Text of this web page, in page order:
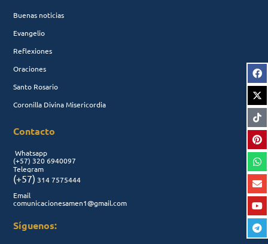
Buenas noticias
Evangelio
Reflexiones
Oraciones
Santo Rosario
Coronilla Divina Misericordia
Contacto
Whatsapp
(+57) 320 6940097
Telegram
(+57) 314 7575444
Email
comunicacionesamen1@gmail.com
Síguenos: